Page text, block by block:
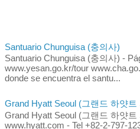
Santuario Chunguisa (충의사)
Santuario Chunguisa (충의사) -
www.yesan.go.kr/tour
donde se encuentra el santu...
Grand Hyatt Seoul (그랜드 하얏트
Grand Hyatt Seoul (그랜드 하얏트
www.hyatt.com - Tel +82-2-797-